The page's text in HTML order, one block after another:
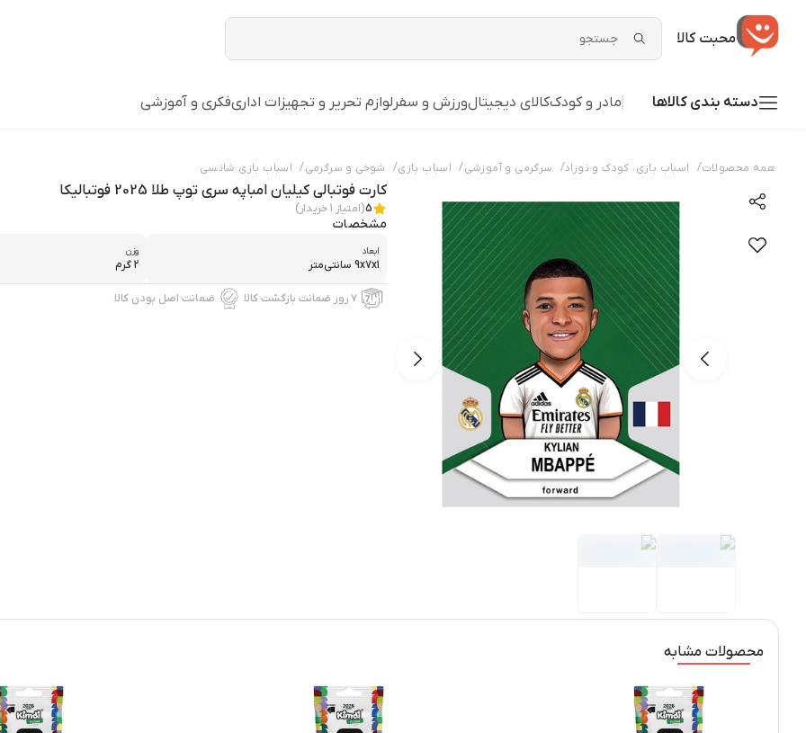
محبت کالا
دسته بندی کالاها مادر و کودککالای دیجیتالورزش و سفر لوازم تحریر و تجهیزات اداریفکری و آموزشی
همه محصولات/ اسباب بازی، کودک و نوزاد/ سرگرمی و آموزشی/ اسباب بازی/ شوخی و سرگرمی/ اسباب بازی شانسی
کارت فوتبالی کیلیان امباپه سری توپ طلا 2025 فوتبالیکا
5(امتیاز 1خریدار)
مشخصات
ابعاد
9x7x1 سانتی‌متر
وزن
2 گرم
۷ روز ضمانت بازگشت کالا ضمانت اصل بودن کالا
محصولات مشابه